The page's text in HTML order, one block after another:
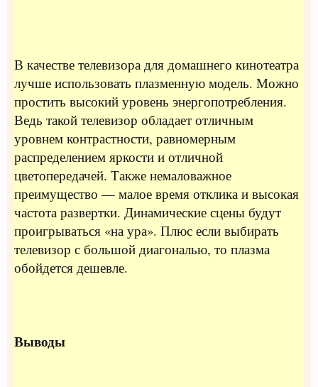
В качестве телевизора для домашнего кинотеатра
лучше использовать плазменную модель. Можно
простить высокий уровень энергопотребления.
Ведь такой телевизор обладает отличным
уровнем контрастности, равномерным
распределением яркости и отличной
цветопередачей. Также немаловажное
преимущество — малое время отклика и высокая
частота развертки. Динамические сцены будут
проигрываться «на ура». Плюс если выбирать
телевизор с большой диагональю, то плазма
обойдется дешевле.
Выводы